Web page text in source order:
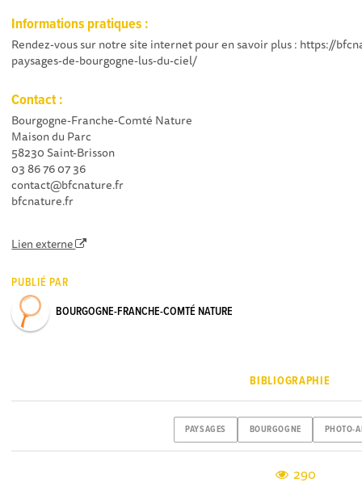
Informations pratiques :
Rendez-vous sur notre site internet pour en savoir plus : https://
paysages-de-bourgogne-lus-du-ciel/
Contact :
Bourgogne-Franche-Comté Nature
Maison du Parc
58230 Saint-Brisson
03 86 76 07 36
contact@bfcnature.fr
bfcnature.fr
Lien externe
PUBLIÉ PAR
BOURGOGNE-FRANCHE-COMTÉ NATURE
BIBLIOGRAPHIE
PAYSAGES BOURGOGNE PHOTO-
290